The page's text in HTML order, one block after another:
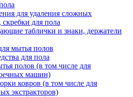
для удаления сложных
скребки для пола
таблички и знаки, держатели
мытья полов
для пола
полов (в том числе для
машин)
ковров (в том числе для
экстракторов)